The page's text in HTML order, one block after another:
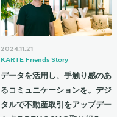
2024.11.21
KARTE Friends Story
データを活用し、手触り感のあ
るコミュニケーションを。デジ
タルで不動産取引をアップデー